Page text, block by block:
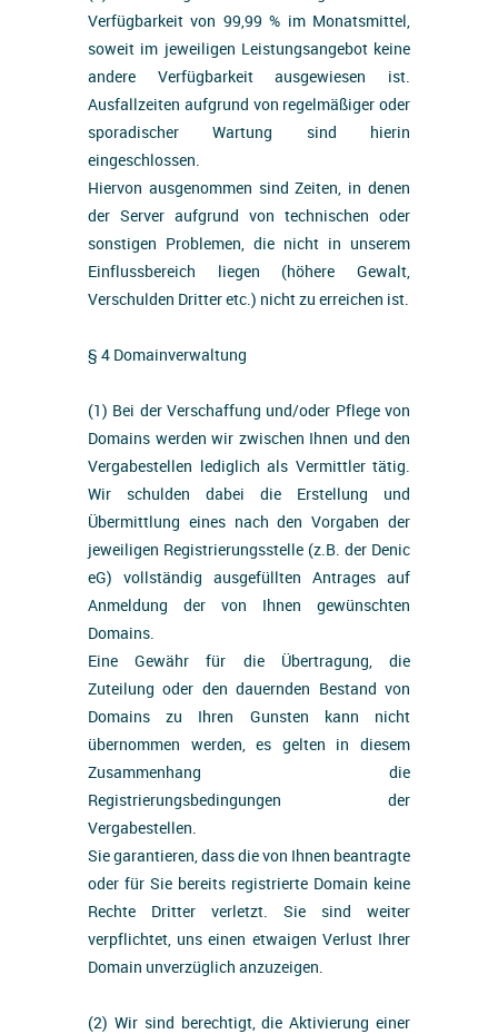
Verfügbarkeit von 99,99 % im Monatsmittel,
soweit im jeweiligen Leistungsangebot keine
andere Verfügbarkeit ausgewiesen ist.
Ausfallzeiten aufgrund von regelmäßiger oder
sporadischer Wartung sind hierin
eingeschlossen.
Hiervon ausgenommen sind Zeiten, in denen
der Server aufgrund von technischen oder
sonstigen Problemen, die nicht in unserem
Einflussbereich liegen (höhere Gewalt,
Verschulden Dritter etc.) nicht zu erreichen ist.
§ 4 Domainverwaltung
(1) Bei der Verschaffung und/oder Pflege von
Domains werden wir zwischen Ihnen und den
Vergabestellen lediglich als Vermittler tätig.
Wir schulden dabei die Erstellung und
Übermittlung eines nach den Vorgaben der
jeweiligen Registrierungsstelle (z.B. der Denic
eG) vollständig ausgefüllten Antrages auf
Anmeldung der von Ihnen gewünschten
Domains.
Eine Gewähr für die Übertragung, die
Zuteilung oder den dauernden Bestand von
Domains zu Ihren Gunsten kann nicht
übernommen werden, es gelten in diesem
Zusammenhang die
Registrierungsbedingungen der
Vergabestellen.
Sie garantieren, dass die von Ihnen beantragte
oder für Sie bereits registrierte Domain keine
Rechte Dritter verletzt. Sie sind weiter
verpflichtet, uns einen etwaigen Verlust Ihrer
Domain unverzüglich anzuzeigen.
(2) Wir sind berechtigt, die Aktivierung einer